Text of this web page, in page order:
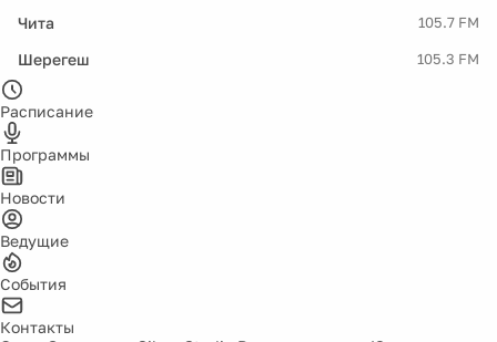
Чита 105.7 FM
Шерегеш 105.3 FM
Расписание
Программы
Новости
Ведущие
События
Контакты